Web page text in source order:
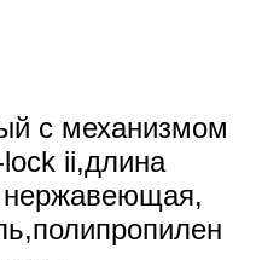
с механизмом
ii,длина
нержавеющая,